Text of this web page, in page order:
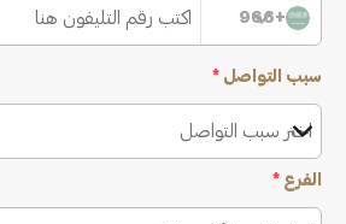
+966
سبب التواصل *
اختر سبب التواصل
الفرع *